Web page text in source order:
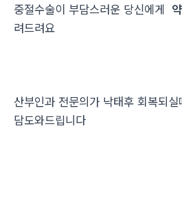
중절수술이 부담스러운 당신에게
려드려요
산부인과 전문의가 낙태후 회복되
담도와드립니다